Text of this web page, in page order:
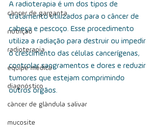
câncer de garganta
nutrição
radioterapia
equipe médica
diagnóstico
câncer de glândula salivar
mucosite
A radioterapia é um dos tipos de
tratamento utilizados para o câncer de
cabeça e pescoço. Esse procedimento
utiliza a radiação para destruir ou impedir
o crescimento das células cancerígenas,
controlar sangramentos e dores e reduzir
tumores que estejam comprimindo
outros órgãos.